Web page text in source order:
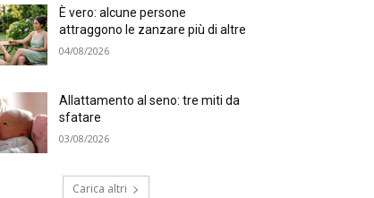
È vero: alcune persone
attraggono le zanzare più di altre
04/08/2026
Allattamento al seno: tre miti da
sfatare
03/08/2026
Carica altri